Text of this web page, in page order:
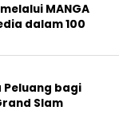
MANGA
dalam 100
Peluang bagi
Slam